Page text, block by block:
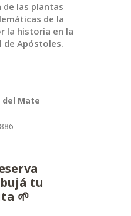
de las plantas
de la
la historia en la
de Apóstoles.
del Mate
tu
🌱